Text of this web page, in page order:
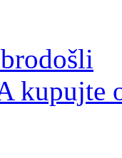
kupujte